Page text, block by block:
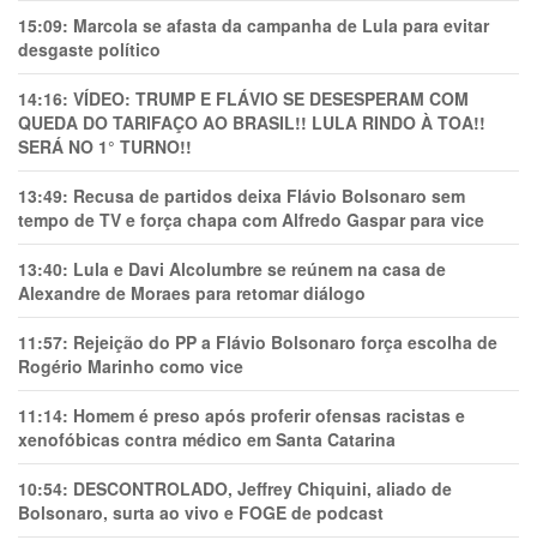
15:09: Marcola se afasta da campanha de Lula para evitar
desgaste político
14:16: VÍDEO: TRUMP E FLÁVIO SE DESESPERAM COM
QUEDA DO TARIFAÇO AO BRASIL!! LULA RINDO À TOA!!
SERÁ NO 1° TURNO!!
13:49: Recusa de partidos deixa Flávio Bolsonaro sem
tempo de TV e força chapa com Alfredo Gaspar para vice
13:40: Lula e Davi Alcolumbre se reúnem na casa de
Alexandre de Moraes para retomar diálogo
11:57: Rejeição do PP a Flávio Bolsonaro força escolha de
Rogério Marinho como vice
11:14: Homem é preso após proferir ofensas racistas e
xenofóbicas contra médico em Santa Catarina
10:54: DESCONTROLADO, Jeffrey Chiquini, aliado de
Bolsonaro, surta ao vivo e FOGE de podcast